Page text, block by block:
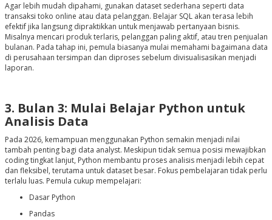
Agar lebih mudah dipahami, gunakan dataset sederhana seperti data
transaksi toko online atau data pelanggan. Belajar SQL akan terasa lebih
efektif jika langsung dipraktikkan untuk menjawab pertanyaan bisnis.
Misalnya mencari produk terlaris, pelanggan paling aktif, atau tren penjualan
bulanan. Pada tahap ini, pemula biasanya mulai memahami bagaimana data
di perusahaan tersimpan dan diproses sebelum divisualisasikan menjadi
laporan.
3. Bulan 3: Mulai Belajar Python untuk
Analisis Data
Pada 2026, kemampuan menggunakan Python semakin menjadi nilai
tambah penting bagi data analyst. Meskipun tidak semua posisi mewajibkan
coding tingkat lanjut, Python membantu proses analisis menjadi lebih cepat
dan fleksibel, terutama untuk dataset besar. Fokus pembelajaran tidak perlu
terlalu luas. Pemula cukup mempelajari:
Dasar Python
Pandas